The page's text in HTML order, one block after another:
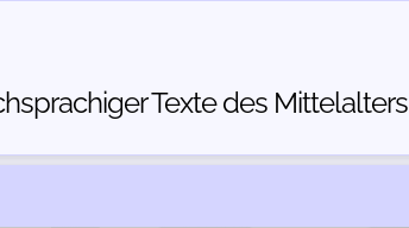
Texte des Mittelalters